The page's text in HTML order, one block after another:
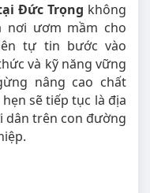
Đức Trọng không
nơi ươm mầm cho
tự tin bước vào
và kỹ năng vững
nâng cao chất
sẽ tiếp tục là địa
dân trên con đường